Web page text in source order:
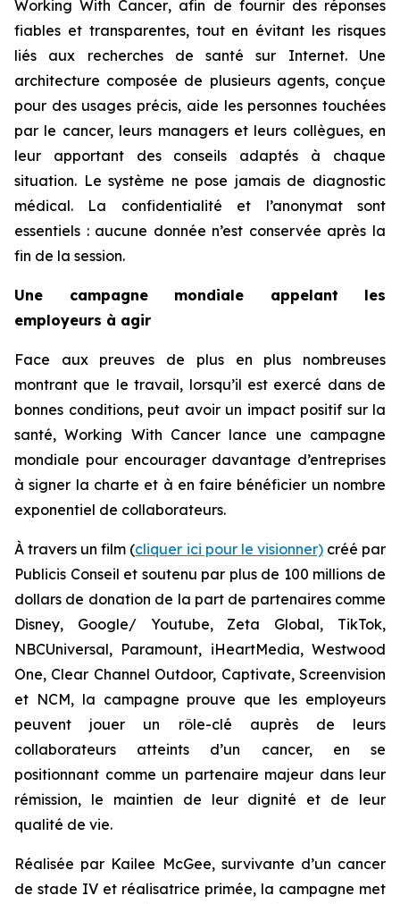
Working With Cancer, afin de fournir des réponses
fiables et transparentes, tout en évitant les risques
liés aux recherches de santé sur Internet. Une
architecture composée de plusieurs agents, conçue
pour des usages précis, aide les personnes touchées
par le cancer, leurs managers et leurs collègues, en
leur apportant des conseils adaptés à chaque
situation. Le système ne pose jamais de diagnostic
médical. La confidentialité et l’anonymat sont
essentiels : aucune donnée n’est conservée après la
fin de la session.
Une campagne mondiale appelant les
employeurs à agir
Face aux preuves de plus en plus nombreuses
montrant que le travail, lorsqu’il est exercé dans de
bonnes conditions, peut avoir un impact positif sur la
santé,Working With Cancer lance une campagne
mondiale pour encourager davantage d’entreprises
à signer la charte et à en faire bénéficier un nombre
exponentiel de collaborateurs.
À travers un film (cliquer ici pour le visionner)créé par
Publicis Conseil et soutenu par plus de 100 millions de
dollars de donation de la part de partenaires comme
Disney, Google/ Youtube, Zeta Global, TikTok,
NBCUniversal, Paramount, iHeartMedia, Westwood
One, Clear Channel Outdoor, Captivate, Screenvision
et NCM, la campagne prouve que les employeurs
peuvent jouer un rôle-clé auprès de leurs
collaborateurs atteints d’un cancer, en se
positionnant comme un partenaire majeur dans leur
rémission, le maintien de leur dignité et de leur
qualité de vie.
Réalisée par Kailee McGee, survivante d’un cancer
de stade IV et réalisatrice primée, la campagne met